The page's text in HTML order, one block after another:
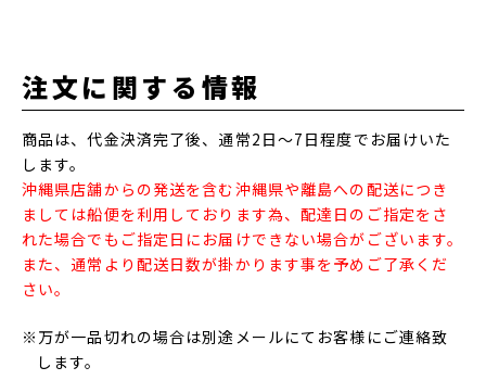
注文に関する情報
商品は、代金決済完了後、通常2日～7日程度でお届けいた
します。
沖縄県店舗からの発送を含む沖縄県や離島への配送につき
ましては船便を利用しております為、配達日のご指定をさ
れた場合でもご指定日にお届けできない場合がございます。
また、通常より配送日数が掛かります事を予めご了承くだ
さい。
※万が一品切れの場合は別途メールにてお客様にご連絡致
します。